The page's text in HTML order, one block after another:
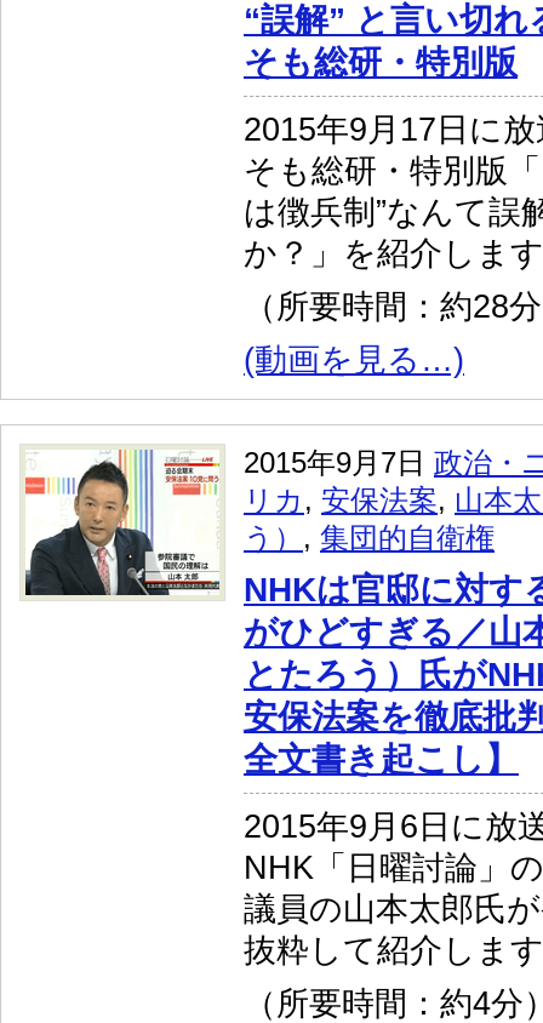
“誤解” と言い切
そも総研・特別版
2015年9月17日に
そも総研・特別版
は徴兵制”なんて誤
か？」を紹介しま
（所要時間：約28
(動画を見る…)
2015年9月7日 政治・
リカ , 安保法案, 山本
う） , 集団的自衛権
NHKは官邸に対す
がひどすぎる／山
とたろう）氏が
安保法案を徹底批
全文書き起こし】
2015年9月6日に放
NHK「日曜討論」
議員の山本太郎氏
抜粋して紹介しま
（所要時間：約4分